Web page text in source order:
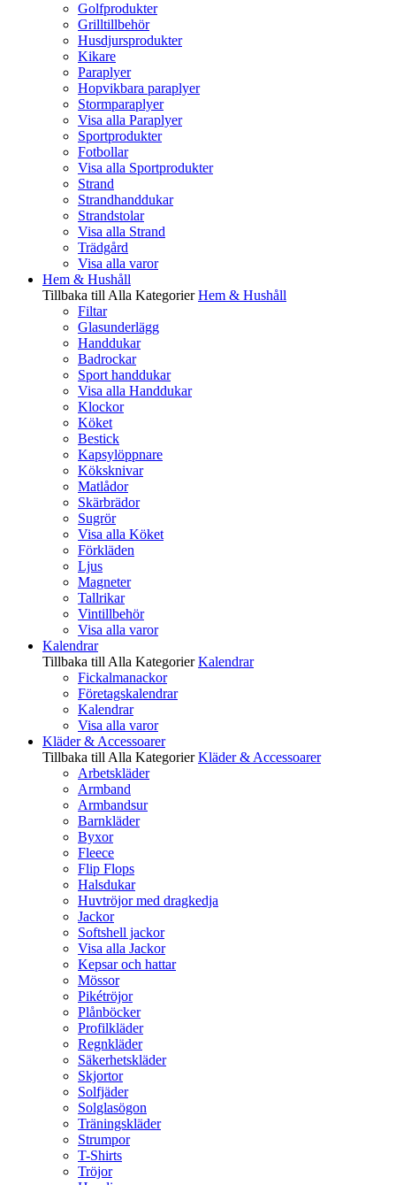
Golfprodukter
Grilltillbehör
Husdjursprodukter
Kikare
Paraplyer
Hopvikbara paraplyer
Stormparaplyer
Visa alla Paraplyer
Sportprodukter
Fotbollar
Visa alla Sportprodukter
Strand
Strandhanddukar
Strandstolar
Visa alla Strand
Trädgård
Visa alla varor
Hem & Hushåll
Tillbaka till Alla Kategorier Hem & Hushåll
Filtar
Glasunderlägg
Handdukar
Badrockar
Sport handdukar
Visa alla Handdukar
Klockor
Köket
Bestick
Kapsylöppnare
Köksknivar
Matlådor
Skärbrädor
Sugrör
Visa alla Köket
Förkläden
Ljus
Magneter
Tallrikar
Vintillbehör
Visa alla varor
Kalendrar
Tillbaka till Alla Kategorier Kalendrar
Fickalmanackor
Företagskalendrar
Kalendrar
Visa alla varor
Kläder & Accessoarer
Tillbaka till Alla Kategorier Kläder & Accessoarer
Arbetskläder
Armband
Armbandsur
Barnkläder
Byxor
Fleece
Flip Flops
Halsdukar
Huvtröjor med dragkedja
Jackor
Softshell jackor
Visa alla Jackor
Kepsar och hattar
Mössor
Pikétröjor
Plånböcker
Profilkläder
Regnkläder
Säkerhetskläder
Skjortor
Solfjäder
Solglasögon
Träningskläder
Strumpor
T-Shirts
Tröjor